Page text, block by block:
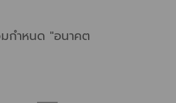
กำหนด "อนาคต